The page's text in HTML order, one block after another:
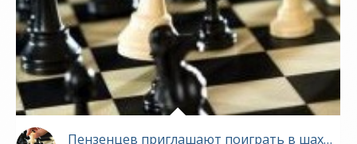
Пензенцев приглашают поиграть в шахматы в сквере возле театра - СПОРТ